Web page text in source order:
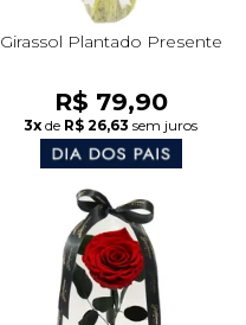
Girassol Plantado Presente
R$ 79,90
3x de R$ 26,63 sem juros